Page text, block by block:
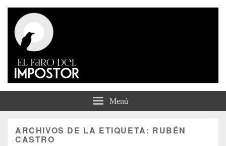
El Faro del Impostor
Menú
ARCHIVOS DE LA ETIQUETA: RUBÉN
CASTRO